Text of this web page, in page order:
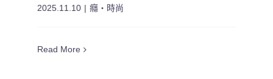
2025.11.10 | 癮・時尚
Read More